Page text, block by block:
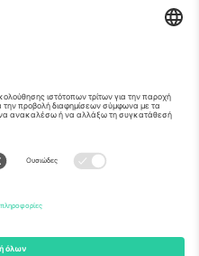
UAE Dubai Silicon Oasis, DDP
Building A1, Office 302, Dubai,
ενδέχεται να
σελίδα της συγκεκριμένης